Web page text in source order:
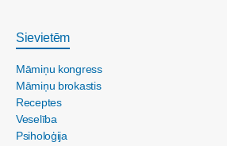
Sievietēm
Māmiņu kongress
Māmiņu brokastis
Receptes
Veselība
Psiholoģija